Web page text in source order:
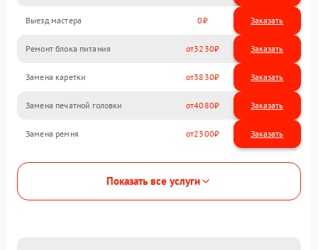
Выезд мастера 0 Заказать
Ремонт блока питания 3230
Замена каретки 3830
Замена печатной головки 4080
Замена ремня 2300
Показать все услуги